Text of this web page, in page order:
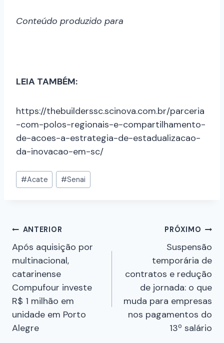
Conteúdo produzido para
-com-polos-regionais-e-compartilhamento-
de-acoes-a-estrategia-de-estadualizacao-
da-inovacao-em-sc/
Após aquisição por
multinacional,
catarinense
Compufour investe
R$ 1 milhão em
unidade em Porto
Alegre
Suspensão
temporária de
contratos e redução
de jornada: o que
muda para empresas
nos pagamentos do
13º salário